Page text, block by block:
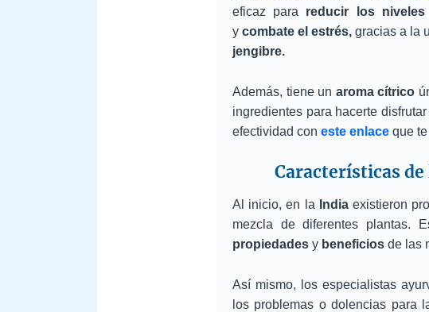
eficaz para reducir los niveles
ycombate el estrés, gracias a la
jengibre.
Además, tiene un aroma cítrico
ingredientes para hacerte
efectividad con este enlace que
Características
Al inicio, en la India existieron
mezcla de diferentes plantas.
propiedades y beneficios de las
Así mismo, los especialistas
los problemas o dolencias para